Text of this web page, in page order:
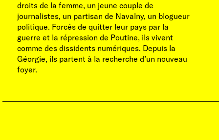
droits de la femme, un jeune couple de
journalistes, un partisan de Navalny, un blogueur
politique. Forcés de quitter leur pays par la
guerre et la répression de Poutine, ils vivent
comme des dissidents numériques. Depuis la
Géorgie, ils partent à la recherche d’un nouveau
foyer.